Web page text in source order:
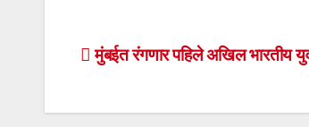
s
p
e
o
er
e
Post
मुंबईत रंगणार पहिले अखिल भारतीय